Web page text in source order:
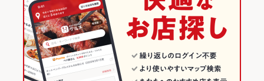
和食全般
高岡 × 和食
高岡 × 和食全般
富山 × 居酒屋
富山 × 創作
富山 × 和食
高岡の居酒屋ランキング
高岡市のグルメランキング
高岡市の居酒屋ランキング